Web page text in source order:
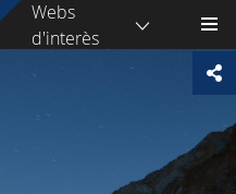
Webs
d'interès